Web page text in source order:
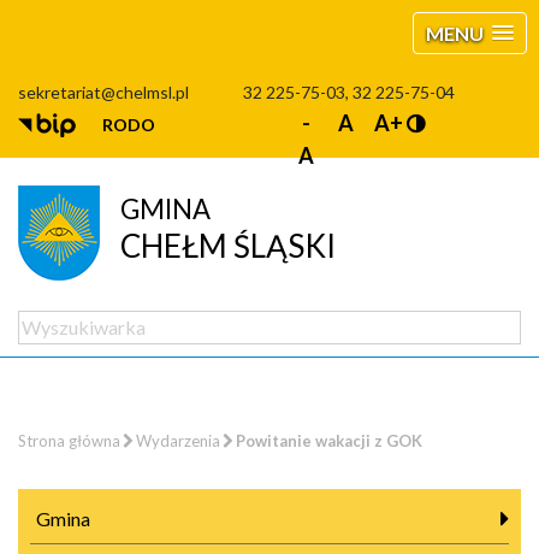
MENU
sekretariat@chelmsl.pl
32 225-75-03, 32 225-75-04
RODO
-
A
A A+
GMINA
CHEŁM ŚLĄSKI
Strona główna Wydarzenia Powitanie wakacji z GOK
Gmina